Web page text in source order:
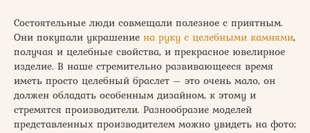
Состоятельные люди совмещали полезное с приятным.
Они покупали украшение на руку с целебными камнями,
получая и целебные свойства, и прекрасное ювелирное
изделие. В наше стремительно развивающееся время
иметь просто целебный браслет – это очень мало, он
должен обладать особенным дизайном, к этому и
стремятся производители. Разнообразие моделей
представленных производителем можно увидеть на фото;